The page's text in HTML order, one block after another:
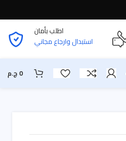
اطلب بأمان
استبدال وارجاع مجاني
0 ج.م